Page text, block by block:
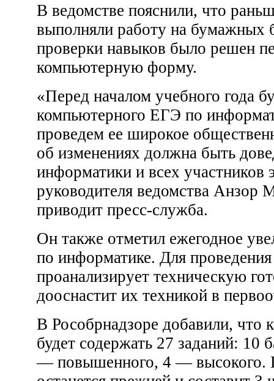
В ведомстве пояснили, что
выполняли работу на бумажных
проверки навыков было решен
компьютерную форму.
«Перед началом учебного года
компьютерного ЕГЭ по
проведем ее широкое
об изменениях должна быть
информатики и всех участников
руководителя ведомства Анзор
приводит пресс-служба.
Он также отметил ежегодное
по информатике. Для
проанализирует техническую
дооснастит их техникой в
В Рособрнадзоре добавили, что
будет содержать 27 заданий: 10
— повышенного, 4 — высокого.